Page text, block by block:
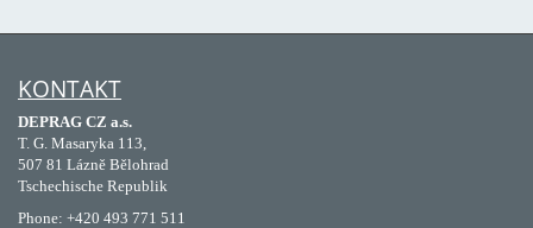
KONTAKT
DEPRAG CZ a.s.
T. G. Masaryka 113,
507 81 Lázně Bělohrad
Tschechische Republik
Phone: +420 493 771 511